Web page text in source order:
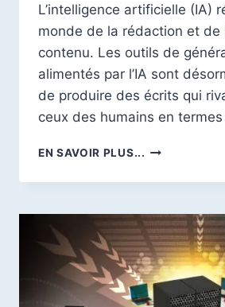
L’intelligence artificielle (IA)
monde de la rédaction et de
contenu. Les outils de
alimentés par l’IA sont
de produire des écrits qui
ceux des humains en
EN SAVOIR PLUS... GÉNÉRATION
TEXTES
IA
10
MEILLEURS
OUTILS
À